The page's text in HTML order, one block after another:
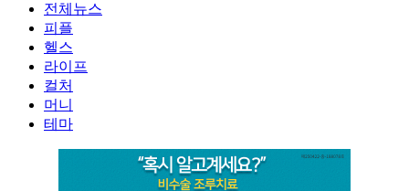
전체뉴스
피플
헬스
라이프
컬처
머니
테마